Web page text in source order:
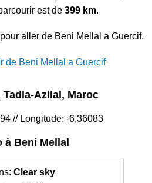
est de 399 km.
pour aller de Beni Mellal a Guercif.
de Beni Mellal a Guercif
Tadla-Azilal, Maroc
// Longitude: -6.36083
à Beni Mellal
Clear sky